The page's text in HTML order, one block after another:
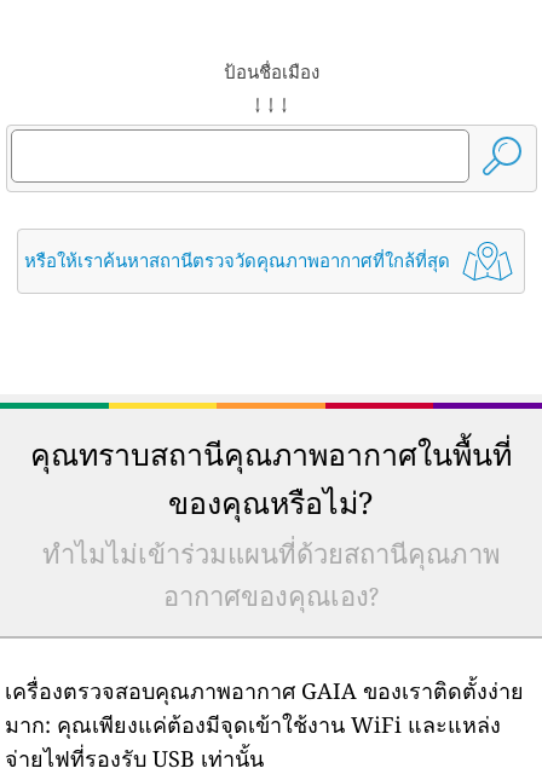
ป้อนชื่อเมือง
↓ ↓ ↓
หรือให้เราค้นหาสถานีตรวจวัดคุณภาพอากาศที่ใกล้ที่สุด
คุณทราบสถานีคุณภาพอากาศในพื้นที่
ของคุณหรือไม่?
ทำไมไม่เข้าร่วมแผนที่ด้วยสถานีคุณภาพ
อากาศของคุณเอง?
เครื่องตรวจสอบคุณภาพอากาศ GAIA ของเราติดตั้งง่าย
มาก: คุณเพียงแค่ต้องมีจุดเข้าใช้งาน WiFi และแหล่ง
จ่ายไฟที่รองรับ USB เท่านั้น